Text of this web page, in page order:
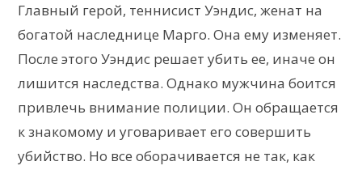
Главный герой, теннисист Уэндис, женат на
богатой наследнице Марго. Она ему изменяет.
После этого Уэндис решает убить ее, иначе он
лишится наследства. Однако мужчина боится
привлечь внимание полиции. Он обращается
к знакомому и уговаривает его совершить
убийство. Но все оборачивается не так, как